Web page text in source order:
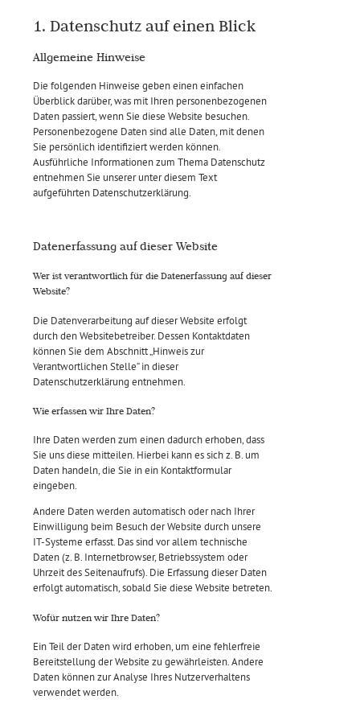
1. Datenschutz auf einen Blick
Allgemeine Hinweise
Die folgenden Hinweise geben einen einfachen
Überblick darüber, was mit Ihren personenbezogenen
Daten passiert, wenn Sie diese Website besuchen.
Personenbezogene Daten sind alle Daten, mit denen
Sie persönlich identifiziert werden können.
Ausführliche Informationen zum Thema Datenschutz
entnehmen Sie unserer unter diesem Text
aufgeführten Datenschutzerklärung.
Datenerfassung auf dieser Website
Wer ist verantwortlich für die Datenerfassung auf dieser
Website?
Die Datenverarbeitung auf dieser Website erfolgt
durch den Websitebetreiber. Dessen Kontaktdaten
können Sie dem Abschnitt „Hinweis zur
Verantwortlichen Stelle“ in dieser
Datenschutzerklärung entnehmen.
Wie erfassen wir Ihre Daten?
Ihre Daten werden zum einen dadurch erhoben, dass
Sie uns diese mitteilen. Hierbei kann es sich z. B. um
Daten handeln, die Sie in ein Kontaktformular
eingeben.
Andere Daten werden automatisch oder nach Ihrer
Einwilligung beim Besuch der Website durch unsere
IT-Systeme erfasst. Das sind vor allem technische
Daten (z. B. Internetbrowser, Betriebssystem oder
Uhrzeit des Seitenaufrufs). Die Erfassung dieser Daten
erfolgt automatisch, sobald Sie diese Website betreten.
Wofür nutzen wir Ihre Daten?
Ein Teil der Daten wird erhoben, um eine fehlerfreie
Bereitstellung der Website zu gewährleisten. Andere
Daten können zur Analyse Ihres Nutzerverhaltens
verwendet werden.